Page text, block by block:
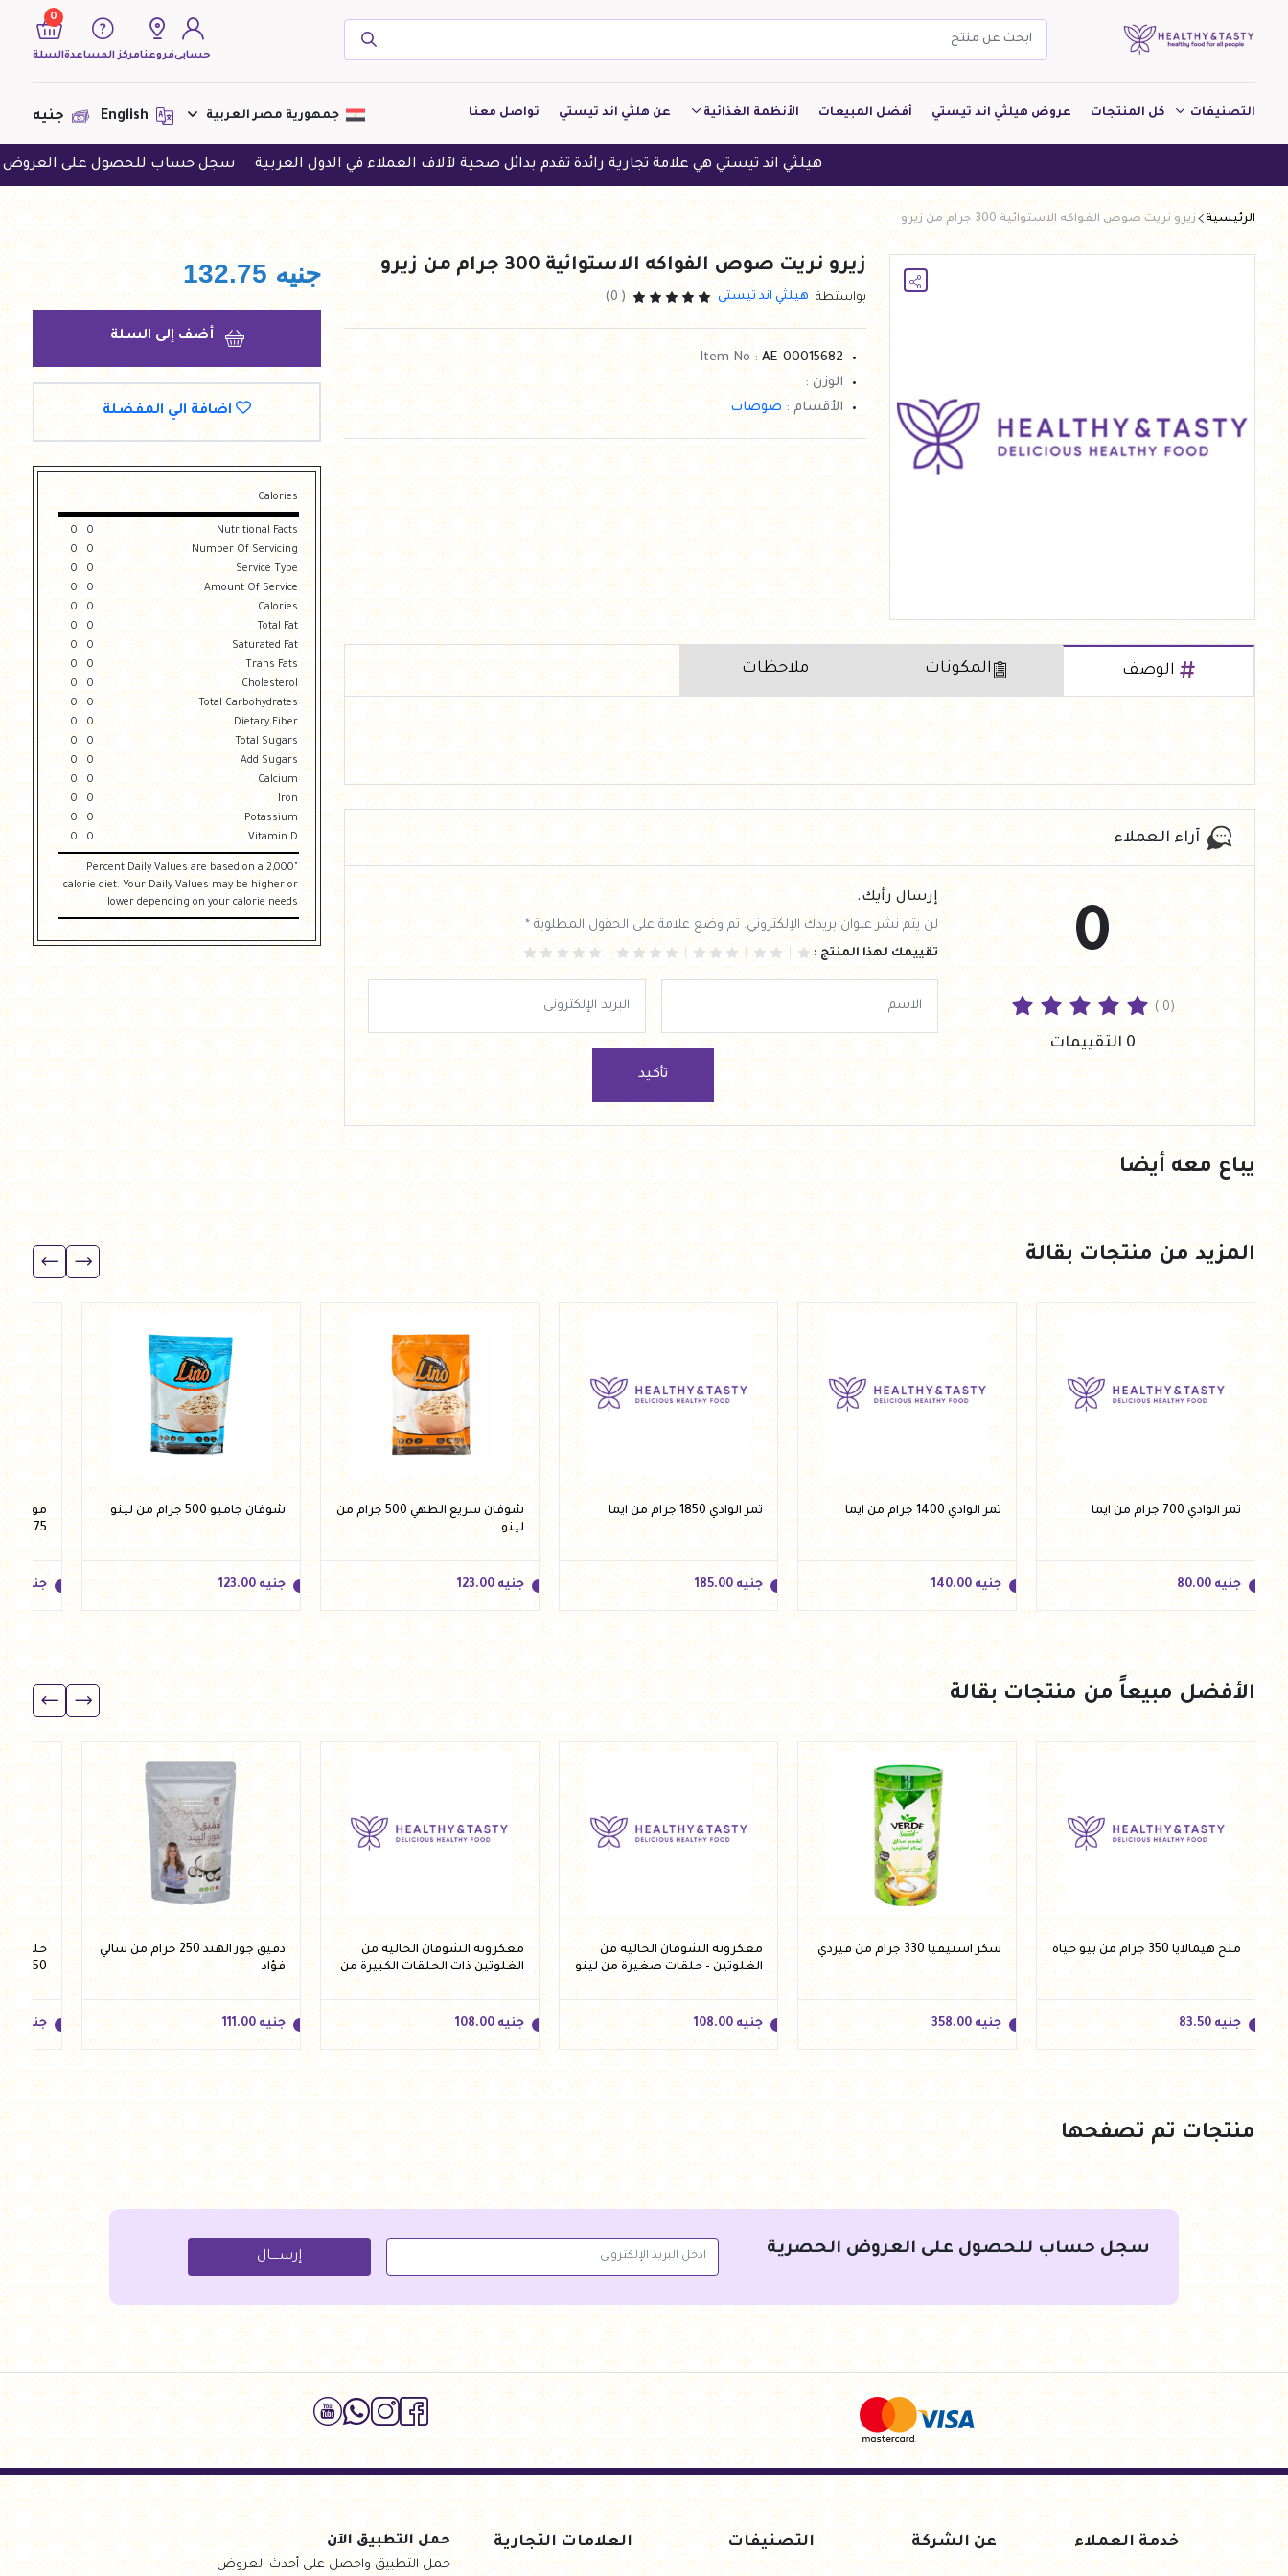
حسابىفروعنامركز المساعدة
0
السلة
لا يوجد منتجات لعرضها فى الوقت
الحالى
التصنيفات
مخبوزات
معجنات Pastry
العروض Offers
كل المنتجات عروض هيلثي اند تيستي أفضل المبيعات الأنظمة الغذائية
كيتو
منخفض الكربوهيدرات
منخفض البروتين
النباتين
النظام النباتي
عن هلثي اند تيستي تواصل معنا جمهورية مصر العربية جنيه
هيلثي اند تيستي هي علامة تجارية رائدة تقدم بدائل صحية لآلاف العملاء في الدول العربية سجل حساب للحصول على العروض الحصرية
الرئيسية زيرو نريت صوص الفواكه الاستوائية 300 جرام من زيرو
زيرو نريت صوص الفواكه الاستوائية 300 جرام من زيرو
بواستطة هيلثي اند تيستى ( 0)
Item No :AE-00015682
الوزن :
الأقسام : صوصات
الوصف المكونات ملاحظات
آراء العملاء
0
( 0)
0 التقييمات
إرسال رأيك.
لن يتم نشر عنوان بريدك الإلكتروني. تم وضع علامة على الحقول المطلوبة *
تقييمك لهذا المنتج :
تأكيد
يباع معه أيضا
جنيه 132.75
أضف إلى السلة
اضافة الي المفضلة
Calories
Nutritional Facts
0
0
Number Of Servicing
0
0
Service Type
0
0
Amount Of Service
0
0
Calories
0
0
Total Fat
0
0
Saturated Fat
0
0
Trans Fats
0
0
Cholesterol
0
0
Total Carbohydrates
0
0
Dietary Fiber
0
0
Total Sugars
0
0
Add Sugars
0
0
Calcium
0
0
Iron
0
0
Potassium
0
0
Vitamin D
0
0
"Percent Daily Values are based on a 2,000
calorie diet. Your Daily Values may be higher or
lower depending on your calorie needs
المزيد من منتجات بقالة
تمر الوادي 700 جرام من ايما
جنيه 80.00
جنيه 80.00
تمر الوادي 1400 جرام من ايما
جنيه 140.00
جنيه 140.00
أضف للسلة
تمر الوادي 1850 جرام من ايما
جنيه 185.00
جنيه 185.00
شوفان سريع الطهي 500 جرام من
لينو
جنيه 123.00
جنيه 123.00
شوفان جامبو 500 جرام من لينو
جنيه 123.00
جنيه 123.00
موسلي
375 جرام من لينو
جنيه
جنيه
الأفضل مبيعاً من منتجات بقالة
ملح هيمالايا 350 جرام من بيو حياة
جنيه 83.50
جنيه 83.50
أضف للسلة
سكر استيفيا 330 جرام من فيردي
جنيه 358.00
جنيه 358.00
أضف للسلة
معكرونة الشوفان الخالية من
الغلوتين - حلقات صغيرة من لينو
250 جرام
جنيه 108.00
جنيه 108.00
أضف للسلة
معكرونة الشوفان الخالية من
الغلوتين ذات الحلقات الكبيرة من
لينو 250 جرام
جنيه 108.00
جنيه 108.00
أضف للسلة
دقيق جوز الهند 250 جرام من سالي
فؤاد
جنيه 111.00
جنيه 111.00
أضف للسلة
حلقات
250 جرام من فيردي
جنيه
جنيه
منتجات تم تصفحها
سجل حساب للحصول على العروض الحصرية إرســــال
خدمة العملاء عن الشركة التصنيفات العلامات التجارية حمل التطبيق الآن
حمل التطبيق واحصل على أحدث العروض